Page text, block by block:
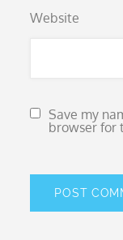
Website
Save my
browser for